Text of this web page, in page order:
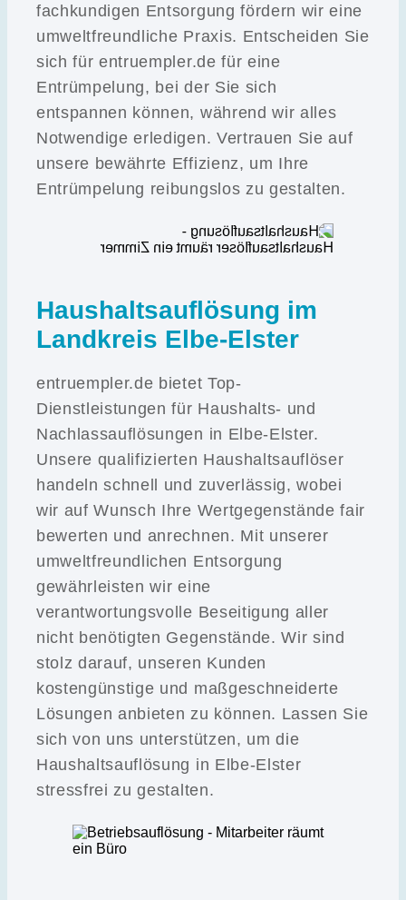
fachkundigen Entsorgung fördern wir eine
umweltfreundliche Praxis. Entscheiden Sie
sich für entruempler.de für eine
Entrümpelung, bei der Sie sich
entspannen können, während wir alles
Notwendige erledigen. Vertrauen Sie auf
unsere bewährte Effizienz, um Ihre
Entrümpelung reibungslos zu gestalten.
Haushaltsauflösung im
Landkreis Elbe-Elster
entruempler.de bietet Top-
Dienstleistungen für Haushalts- und
Nachlassauflösungen in Elbe-Elster.
Unsere qualifizierten Haushaltsauflöser
handeln schnell und zuverlässig, wobei
wir auf Wunsch Ihre Wertgegenstände fair
bewerten und anrechnen. Mit unserer
umweltfreundlichen Entsorgung
gewährleisten wir eine
verantwortungsvolle Beseitigung aller
nicht benötigten Gegenstände. Wir sind
stolz darauf, unseren Kunden
kostengünstige und maßgeschneiderte
Lösungen anbieten zu können. Lassen Sie
sich von uns unterstützen, um die
Haushaltsauflösung in Elbe-Elster
stressfrei zu gestalten.